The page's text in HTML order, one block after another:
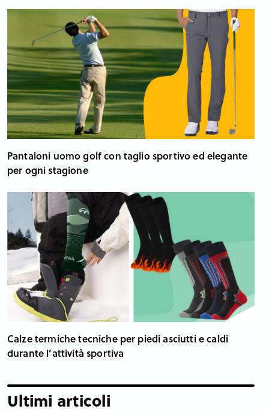
Pantaloni uomo golf con taglio sportivo ed elegante
per ogni stagione
Calze termiche tecniche per piedi asciutti e caldi
durante l’attività sportiva
Ultimi articoli